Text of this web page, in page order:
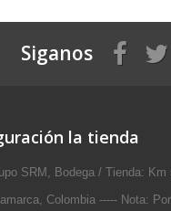
Siganos
la tienda
SRM, Bodega / Tienda:
Colombia ----- Nota: